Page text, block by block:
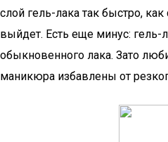
слой гель-лака так быстро, как
выйдет. Есть еще минус: гель-
обыкновенного лака. Зато
маникюра избавлены от